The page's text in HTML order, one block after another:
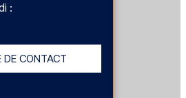
:
DE CONTACT